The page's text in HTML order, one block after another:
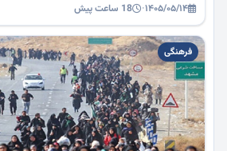
۱۴۰۵/۰۵/۱۴· 18 ساعت پیش
فرهنگی